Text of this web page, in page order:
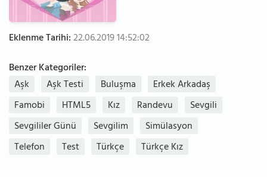
Eklenme Tarihi:22.06.2019 14:52:02
Benzer Kategoriler:
Aşk
Aşk Testi Buluşma
Erkek Arkadaş
Famobi
HTML5 Kız Randevu
Sevgili
Sevgililer Günü
Sevgilim
Simülasyon
Telefon
Test Türkçe Türkçe Kız